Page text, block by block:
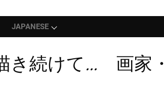
JAPANESE
き続けて… 画家・